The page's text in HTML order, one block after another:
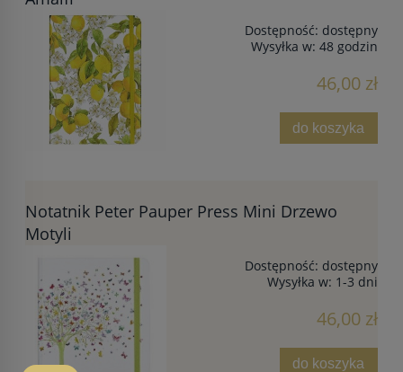
Dostępność: dostępny
Wysyłka w: 48 godzin
46,00 zł
do koszyka
Notatnik Peter Pauper Press Mini Drzewo
Motyli
Dostępność: dostępny
Wysyłka w: 1-3 dni
46,00 zł
do koszyka